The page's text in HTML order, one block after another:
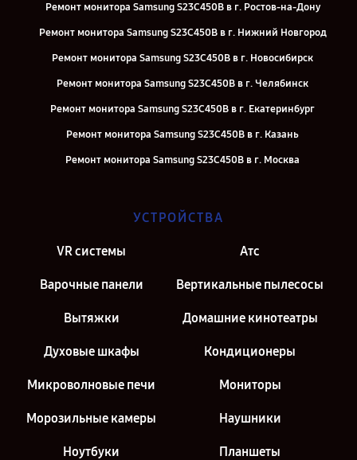
Ремонт монитора Samsung S23C450B в г. Ростов-на-Дону
Ремонт монитора Samsung S23C450B в г. Нижний Новгород
Ремонт монитора Samsung S23C450B в г. Новосибирск
Ремонт монитора Samsung S23C450B в г. Челябинск
Ремонт монитора Samsung S23C450B в г. Екатеринбург
Ремонт монитора Samsung S23C450B в г. Казань
Ремонт монитора Samsung S23C450B в г. Москва
УСТРОЙСТВА
VR системы Атс
Варочные панели Вертикальные пылесосы
Вытяжки Домашние кинотеатры
Духовые шкафы Кондиционеры
Микроволновые печи Мониторы
Морозильные камеры Наушники
Ноутбуки Планшеты